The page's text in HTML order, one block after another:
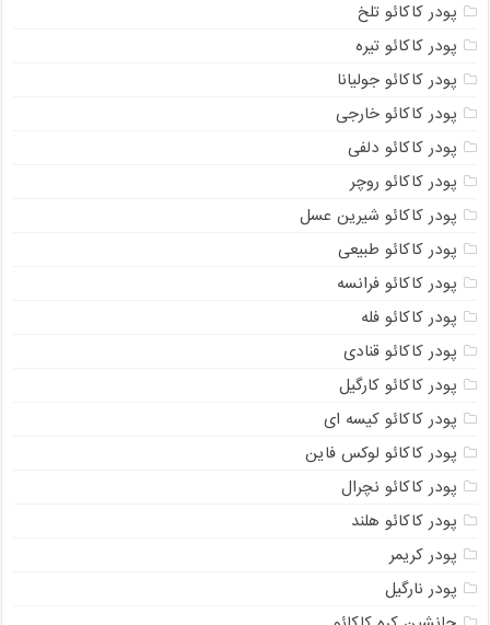
پودر کاکائو تلخ
پودر کاکائو تیره
پودر کاکائو جولیانا
پودر کاکائو خارجی
پودر کاکائو دلفی
پودر کاکائو روچر
پودر کاکائو شیرین عسل
پودر کاکائو طبیعی
پودر کاکائو فرانسه
پودر کاکائو فله
پودر کاکائو قنادی
پودر کاکائو کارگیل
پودر کاکائو کیسه ای
پودر کاکائو لوکس فاین
پودر کاکائو نچرال
پودر کاکائو هلند
پودر کریمر
پودر نارگیل